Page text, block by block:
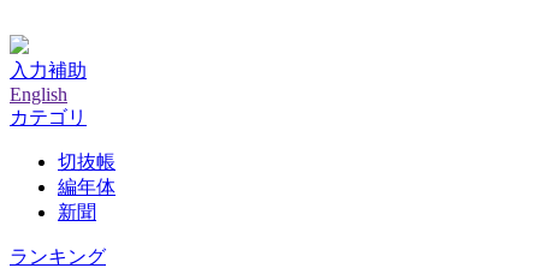
入力補助
English
カテゴリ
切抜帳
編年体
新聞
ランキング